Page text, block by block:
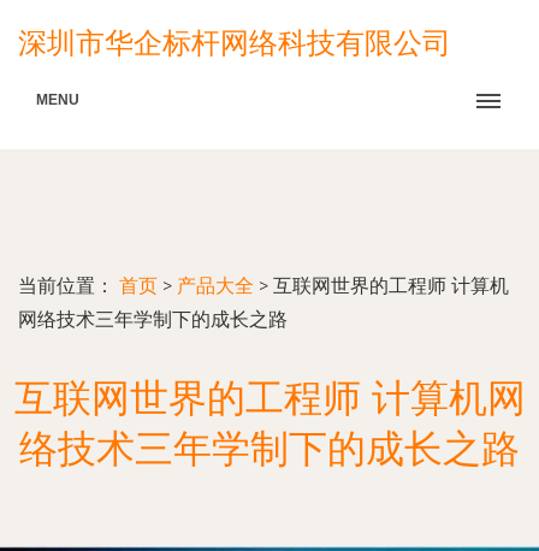
深圳市华企标杆网络科技有限公司
MENU
当前位置： 首页 > 产品大全 > 互联网世界的工程师 计算机
网络技术三年学制下的成长之路
互联网世界的工程师 计算机网
络技术三年学制下的成长之路